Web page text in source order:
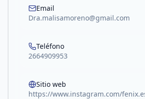
Email
Dra.malisamoreno@gmail.com
Teléfono
2664909953
Sitio web
https://www.instagram.com/